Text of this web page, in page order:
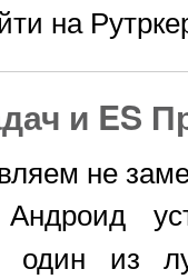
на
и ES
не
из